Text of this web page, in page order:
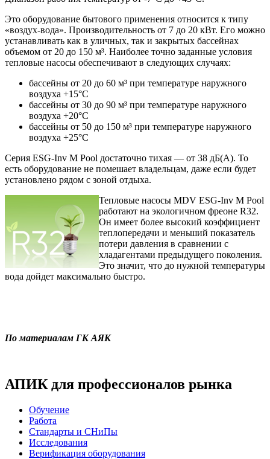
Это оборудование бытового применения относится к типу
«воздух-вода». Производительность от 7 до 20 кВт. Его можно
устанавливать как в уличных, так и закрытых бассейнах
объемом от 20 до 150 м³. Наиболее точно заданные условия
тепловые насосы обеспечивают в следующих случаях:
бассейны от 20 до 60 м³ при температуре наружного
воздуха +15°С
бассейны от 30 до 90 м³ при температуре наружного
воздуха +20°С
бассейны от 50 до 150 м³ при температуре наружного
воздуха +25°С
Серия ESG-Inv M Pool достаточно тихая — от 38 дБ(А). То
есть оборудование не помешает владельцам, даже если будет
установлено рядом с зоной отдыха.
Тепловые насосы MDV ESG-Inv M Pool
работают на экологичном фреоне R32.
Он имеет более высокий коэффициент
теплопередачи и меньший показатель
потери давления в сравнении с
хладагентами предыдущего поколения.
Это значит, что до нужной температуры
вода дойдет максимально быстро.
По материалам ГК АЯК
АПИК для профессионалов рынка
Обучение
Работа
Стандарты и СНиПы
Исследования
Верификация оборудования